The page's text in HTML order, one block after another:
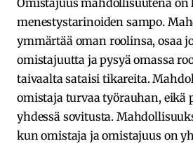
Omistajuus mahdollisuutena on
menestystarinoiden sampo.
ymmärtää oman roolinsa, osaa
omistajuutta ja pysyä omassa
taivaalta sataisi tikareita.
omistaja turvaa työrauhan, eikä
yhdessä sovitusta.
kun omistaja ja omistajuus on